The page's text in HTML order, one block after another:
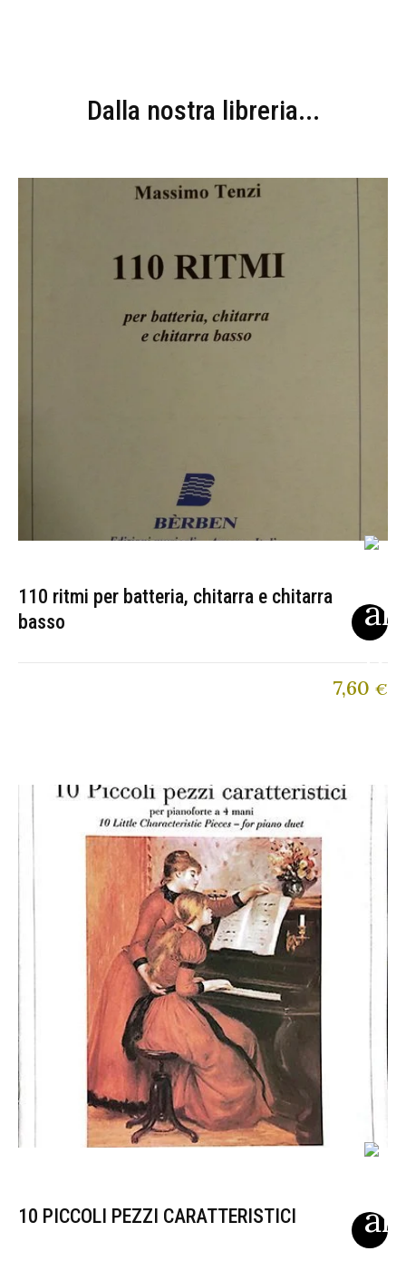
Dalla nostra libreria...
110 ritmi per batteria, chitarra e chitarra
basso
7,60 €
10 PICCOLI PEZZI CARATTERISTICI